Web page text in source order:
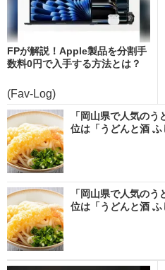
FPが解説！Apple製品を分割手
数料0円で入手する方法とは？
(Fav-Log)
「岡山県で人気の
位は「うどんと酒 ふ
「岡山県で人気の
位は「うどんと酒 ふ